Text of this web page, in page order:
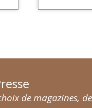
de magazines,